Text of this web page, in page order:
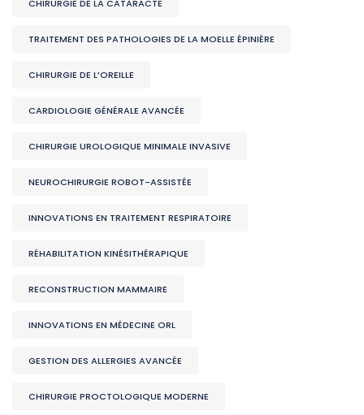
CHIRURGIE DE LA CATARACTE
TRAITEMENT DES PATHOLOGIES DE LA MOELLE ÉPINIÈRE
CHIRURGIE DE L’OREILLE
CARDIOLOGIE GÉNÉRALE AVANCÉE
CHIRURGIE UROLOGIQUE MINIMALE INVASIVE
NEUROCHIRURGIE ROBOT-ASSISTÉE
INNOVATIONS EN TRAITEMENT RESPIRATOIRE
RÉHABILITATION KINÉSITHÉRAPIQUE
RECONSTRUCTION MAMMAIRE
INNOVATIONS EN MÉDECINE ORL
GESTION DES ALLERGIES AVANCÉE
CHIRURGIE PROCTOLOGIQUE MODERNE